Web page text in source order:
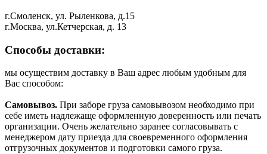
г.Смоленск, ул. Рыленкова, д.15
г.Москва, ул.Кетчерская, д. 13
Способы доставки:
мы осуществим доставку в Ваш адрес любым удобным для
Вас способом:
Самовывоз. При заборе груза самовывозом необходимо при
себе иметь надлежаще оформленную доверенность или печать
организации. Очень желательно заранее согласовывать с
менеджером дату приезда для своевременного оформления
отгрузочных документов и подготовки самого груза.